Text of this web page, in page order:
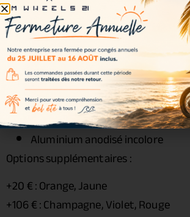
Couleurs disponibles
Couleurs incluses dans le kit :
Noir
Or
Bleu
Aluminium poli brillant
Aluminium anodisé incolore
Options supplémentaires :
+20 € : Orange, Jaune
+106 € : Champagne, Violet, Rouge